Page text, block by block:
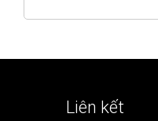
Liên kết